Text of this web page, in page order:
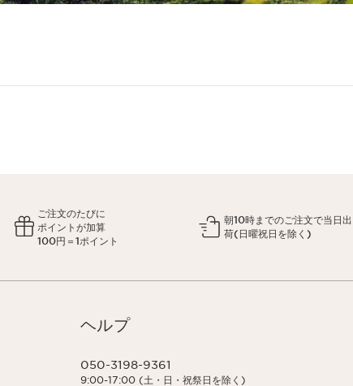
ご注文のたびに
ポイントが加算
100円＝1ポイント
朝10時までのご注文で当日出
荷(日曜祝日を除く)
ヘルプ
050-3198-9361
9:00-17:00 (土・日・祝祭日を除く)